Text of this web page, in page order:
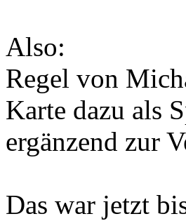
Also:
Regel von
Karte dazu als
ergänzend zur
Das war jetzt